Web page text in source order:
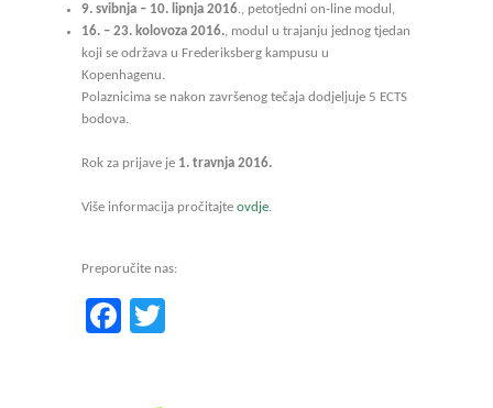
9. svibnja – 10. lipnja 2016., petotjedni on-line modul,
16. – 23. kolovoza 2016., modul u trajanju jednog tjedan
koji se održava u Frederiksberg kampusu u
Kopenhagenu.
Polaznicima se nakon završenog tečaja dodjeljuje 5 ECTS
bodova.
Rok za prijave je 1. travnja 2016.
Više informacija pročitajte ovdje.
Preporučite nas:
Facebook